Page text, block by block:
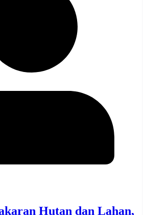
Hutan dan Lahan,